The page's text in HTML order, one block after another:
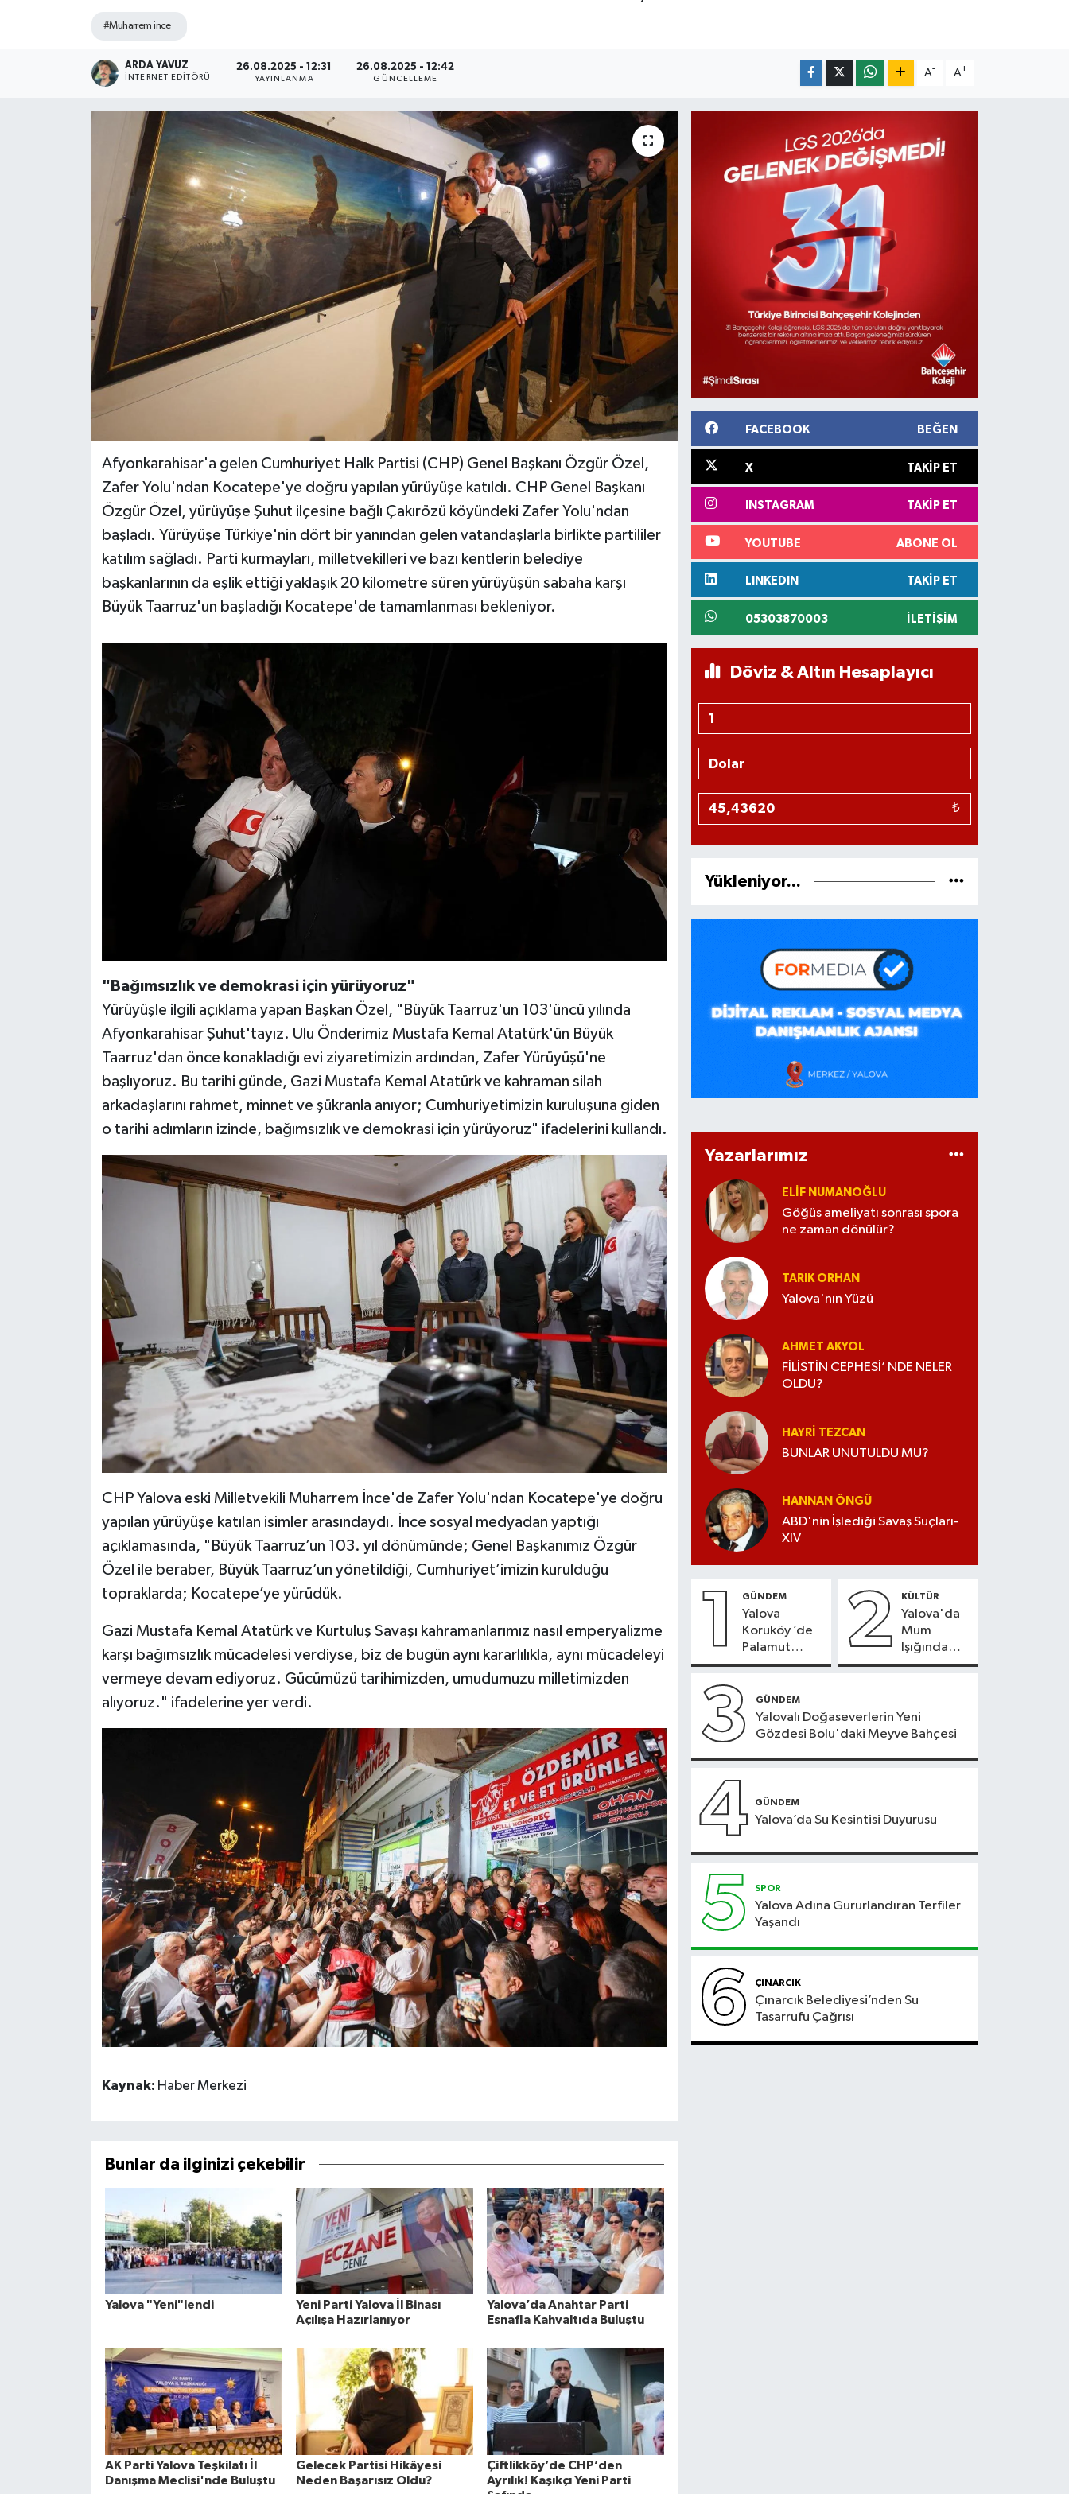
#Muharrem ince
ARDA YAVUZ
İNTERNET EDITÖRÜ
26.08.2025 - 12:31
YAYINLANMA
26.08.2025 - 12:42
GÜNCELLEME
A- A+
Afyonkarahisar'a gelen Cumhuriyet Halk Partisi (CHP) Genel Başkanı Özgür Özel,
Zafer Yolu'ndan Kocatepe'ye doğru yapılan yürüyüşe katıldı. CHP Genel Başkanı
Özgür Özel, yürüyüşe Şuhut ilçesine bağlı Çakırözü köyündeki Zafer Yolu'ndan
başladı. Yürüyüşe Türkiye'nin dört bir yanından gelen vatandaşlarla birlikte partililer
katılım sağladı. Parti kurmayları, milletvekilleri ve bazı kentlerin belediye
başkanlarının da eşlik ettiği yaklaşık 20 kilometre süren yürüyüşün sabaha karşı
Büyük Taarruz'un başladığı Kocatepe'de tamamlanması bekleniyor.
"Bağımsızlık ve demokrasi için yürüyoruz"
Yürüyüşle ilgili açıklama yapan Başkan Özel, "Büyük Taarruz'un 103'üncü yılında
Afyonkarahisar Şuhut'tayız. Ulu Önderimiz Mustafa Kemal Atatürk'ün Büyük
Taarruz'dan önce konakladığı evi ziyaretimizin ardından, Zafer Yürüyüşü'ne
başlıyoruz. Bu tarihi günde, Gazi Mustafa Kemal Atatürk ve kahraman silah
arkadaşlarını rahmet, minnet ve şükranla anıyor; Cumhuriyetimizin kuruluşuna giden
o tarihi adımların izinde, bağımsızlık ve demokrasi için yürüyoruz" ifadelerini kullandı.
CHP Yalova eski Milletvekili Muharrem İnce'de Zafer Yolu'ndan Kocatepe'ye doğru
yapılan yürüyüşe katılan isimler arasındaydı. İnce sosyal medyadan yaptığı
açıklamasında, "Büyük Taarruz’un 103. yıl dönümünde; Genel Başkanımız Özgür
Özel ile beraber, Büyük Taarruz’un yönetildiği, Cumhuriyet’imizin kurulduğu
topraklarda; Kocatepe’ye yürüdük.
Gazi Mustafa Kemal Atatürk ve Kurtuluş Savaşı kahramanlarımız nasıl emperyalizme
karşı bağımsızlık mücadelesi verdiyse, biz de bugün aynı kararlılıkla, aynı mücadeleyi
vermeye devam ediyoruz. Gücümüzü tarihimizden, umudumuzu milletimizden
alıyoruz." ifadelerine yer verdi.
Kaynak: Haber Merkezi
Bunlar da ilginizi çekebilir
Yalova "Yeni"lendi
Yeni Parti Yalova İl Binası
Açılışa Hazırlanıyor
Yalova’da Anahtar Parti
Esnafla Kahvaltıda Buluştu
AK Parti Yalova Teşkilatı İl
Danışma Meclisi'nde Buluştu
Gelecek Partisi Hikâyesi
Neden Başarısız Oldu?
Çiftlikköy’de CHP’den
Ayrılık! Kaşıkçı Yeni Parti
FACEBOOK BEĞEN
X TAKIP ET
INSTAGRAM TAKIP ET
YOUTUBE ABONE OL
LINKEDIN TAKIP ET
05303870003 İLETIŞIM
Döviz & Altın Hesaplayıcı
₺
Yükleniyor...
Yazarlarımız
ELİF NUMANOĞLU
Göğüs ameliyatı sonrası spora
ne zaman dönülür?
TARIK ORHAN
Yalova'nın Yüzü
AHMET AKYOL
FİLİSTİN CEPHESİ’ NDE NELER
OLDU?
HAYRI TEZCAN
BUNLAR UNUTULDU MU?
HANNAN ÖNGÜ
ABD'nin İşlediği Savaş Suçları-
XIV
1 GÜNDEM
Yalova
Koruköy ’de
Palamut
Sezonu
2 KÜLTÜR
Yalova'da
Mum
Işığında
Konser
3 GÜNDEM
Yalovalı Doğaseverlerin Yeni
Gözdesi Bolu'daki Meyve Bahçesi
4 GÜNDEM
Yalova’da Su Kesintisi Duyurusu
5 SPOR
Yalova Adına Gururlandıran Terfiler
Yaşandı
6 ÇINARCIK
Çınarcık Belediyesi’nden Su
Tasarrufu Çağrısı
ULUSAL
İLÇELERİMİZ